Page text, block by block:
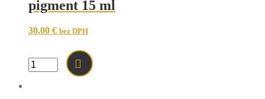
ml
pigment 15 ml
30.00 € bez DPH
množstvo
Dynamický